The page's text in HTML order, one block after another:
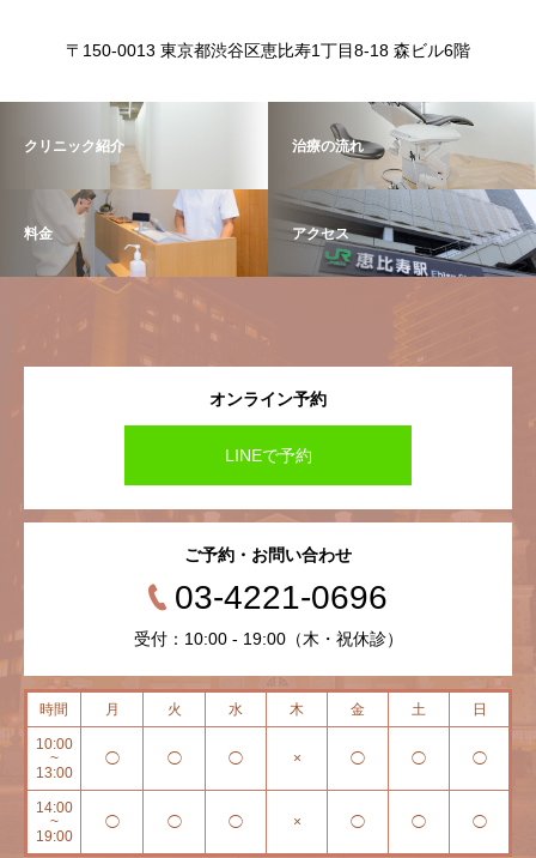
〒150-0013 東京都渋谷区恵比寿1丁目8-18 森ビル6階
クリニック紹介 治療の流れ
料金 アクセス
オンライン予約
LINEで予約
ご予約・お問い合わせ
03-4221-0696
受付：10:00 - 19:00（木・祝休診）
時間 月 火 水 木 金 土 日
10:00
~
13:00
◯ ◯ ◯ × ◯ ◯ ◯
14:00
~
19:00
◯ ◯ ◯ × ◯ ◯ ◯